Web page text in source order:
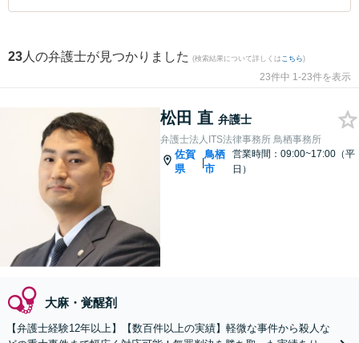
23 人の弁護士が見つかりました (検索結果について詳しくは こちら)
23件中 1-23件を表示
松田 直 弁護士
弁護士法人ITS法律事務所 鳥栖事務所
佐賀
県
|
鳥栖
市
営業時間：09:00~17:00（平
日）
大麻・覚醒剤
【弁護士経験12年以上】【数百件以上の実績】軽微な事件から殺人な